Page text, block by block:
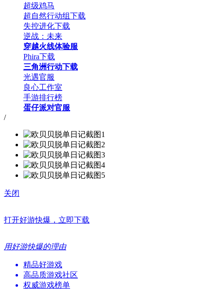
超级鸡马
超自然行动组下载
失控进化下载
逆战：未来
穿越火线体验服
Phira下载
三角洲行动下载
光遇官服
良心工作室
手游排行榜
蛋仔派对官服
/
关闭
打开好游快爆，立即下载
用好游快爆的理由
精品好游戏
高品质游戏社区
权威游戏榜单